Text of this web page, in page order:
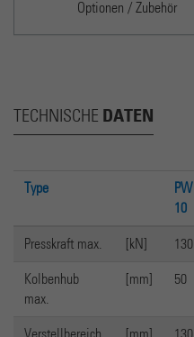
Optionen / Zubehör
TECHNISCHE DATEN
Type
PW
10
Presskraft max. [kN] 130
Kolbenhub
max.
[mm] 50